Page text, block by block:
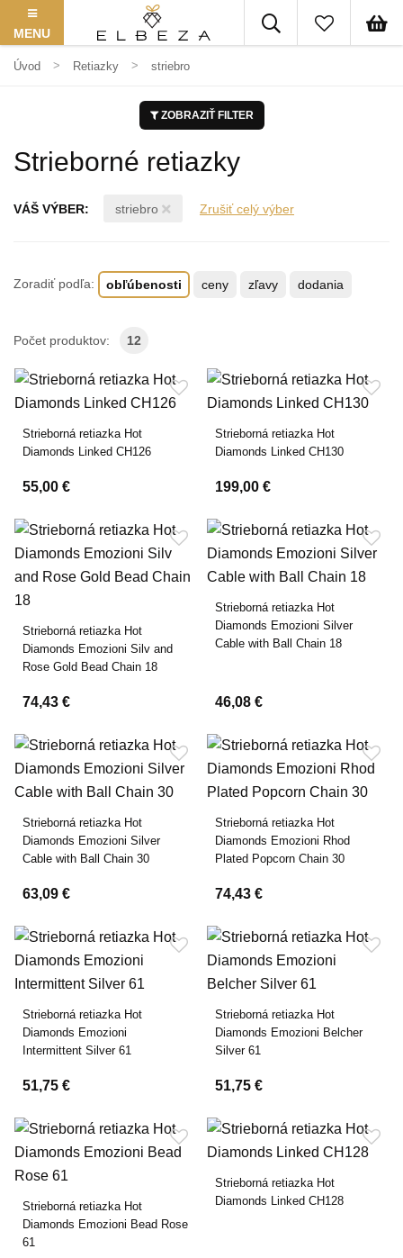
MENU
Úvod Retiazky striebro
ZOBRAZIŤ FILTER
Strieborné retiazky
VÁŠ VÝBER: striebro Zrušiť celý výber
Zoradiť podľa: obľúbenosti ceny zľavy dodania
Počet produktov: 12
Strieborná retiazka Hot
Diamonds Linked CH126
55,00 €
Strieborná retiazka Hot
Diamonds Linked CH130
199,00 €
Strieborná retiazka Hot
Diamonds Emozioni Silv and
Rose Gold Bead Chain 18
74,43 €
Strieborná retiazka Hot
Diamonds Emozioni Silver
Cable with Ball Chain 18
46,08 €
Strieborná retiazka Hot
Diamonds Emozioni Silver
Cable with Ball Chain 30
63,09 €
Strieborná retiazka Hot
Diamonds Emozioni Rhod
Plated Popcorn Chain 30
74,43 €
Strieborná retiazka Hot
Diamonds Emozioni
Intermittent Silver 61
51,75 €
Strieborná retiazka Hot
Diamonds Emozioni Belcher
Silver 61
51,75 €
Strieborná retiazka Hot
Diamonds Emozioni Bead Rose
61
Strieborná retiazka Hot
Diamonds Linked CH128